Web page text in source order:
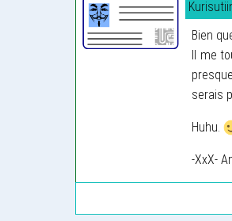
Bien
Il me
serais
Huhu.
-XxX-